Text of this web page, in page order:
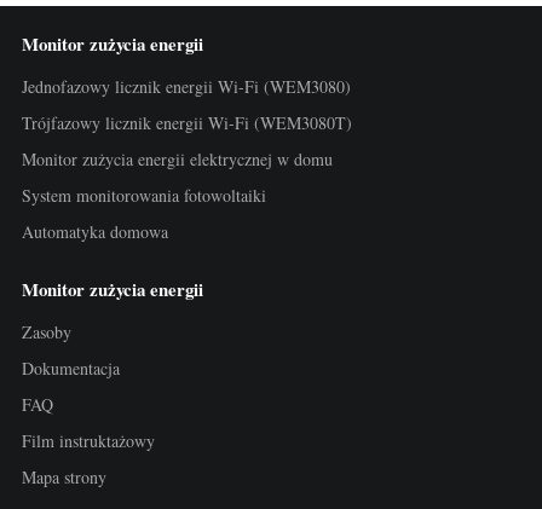
Monitor zużycia energii
Jednofazowy licznik energii Wi-Fi (WEM3080)
Trójfazowy licznik energii Wi-Fi (WEM3080T)
Monitor zużycia energii elektrycznej w domu
System monitorowania fotowoltaiki
Automatyka domowa
Monitor zużycia energii
Zasoby
Dokumentacja
FAQ
Film instruktażowy
Mapa strony